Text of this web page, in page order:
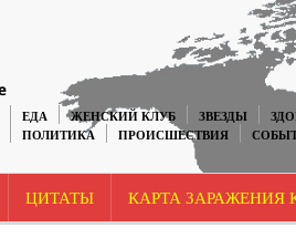
ЕДА ЖЕНСКИЙ КЛУБ ЗВЕЗДЫ
ПОЛИТИКА ПРОИСШЕСТВИЯ
ЦИТАТЫ КАРТА ЗАРАЖЕНИЯ